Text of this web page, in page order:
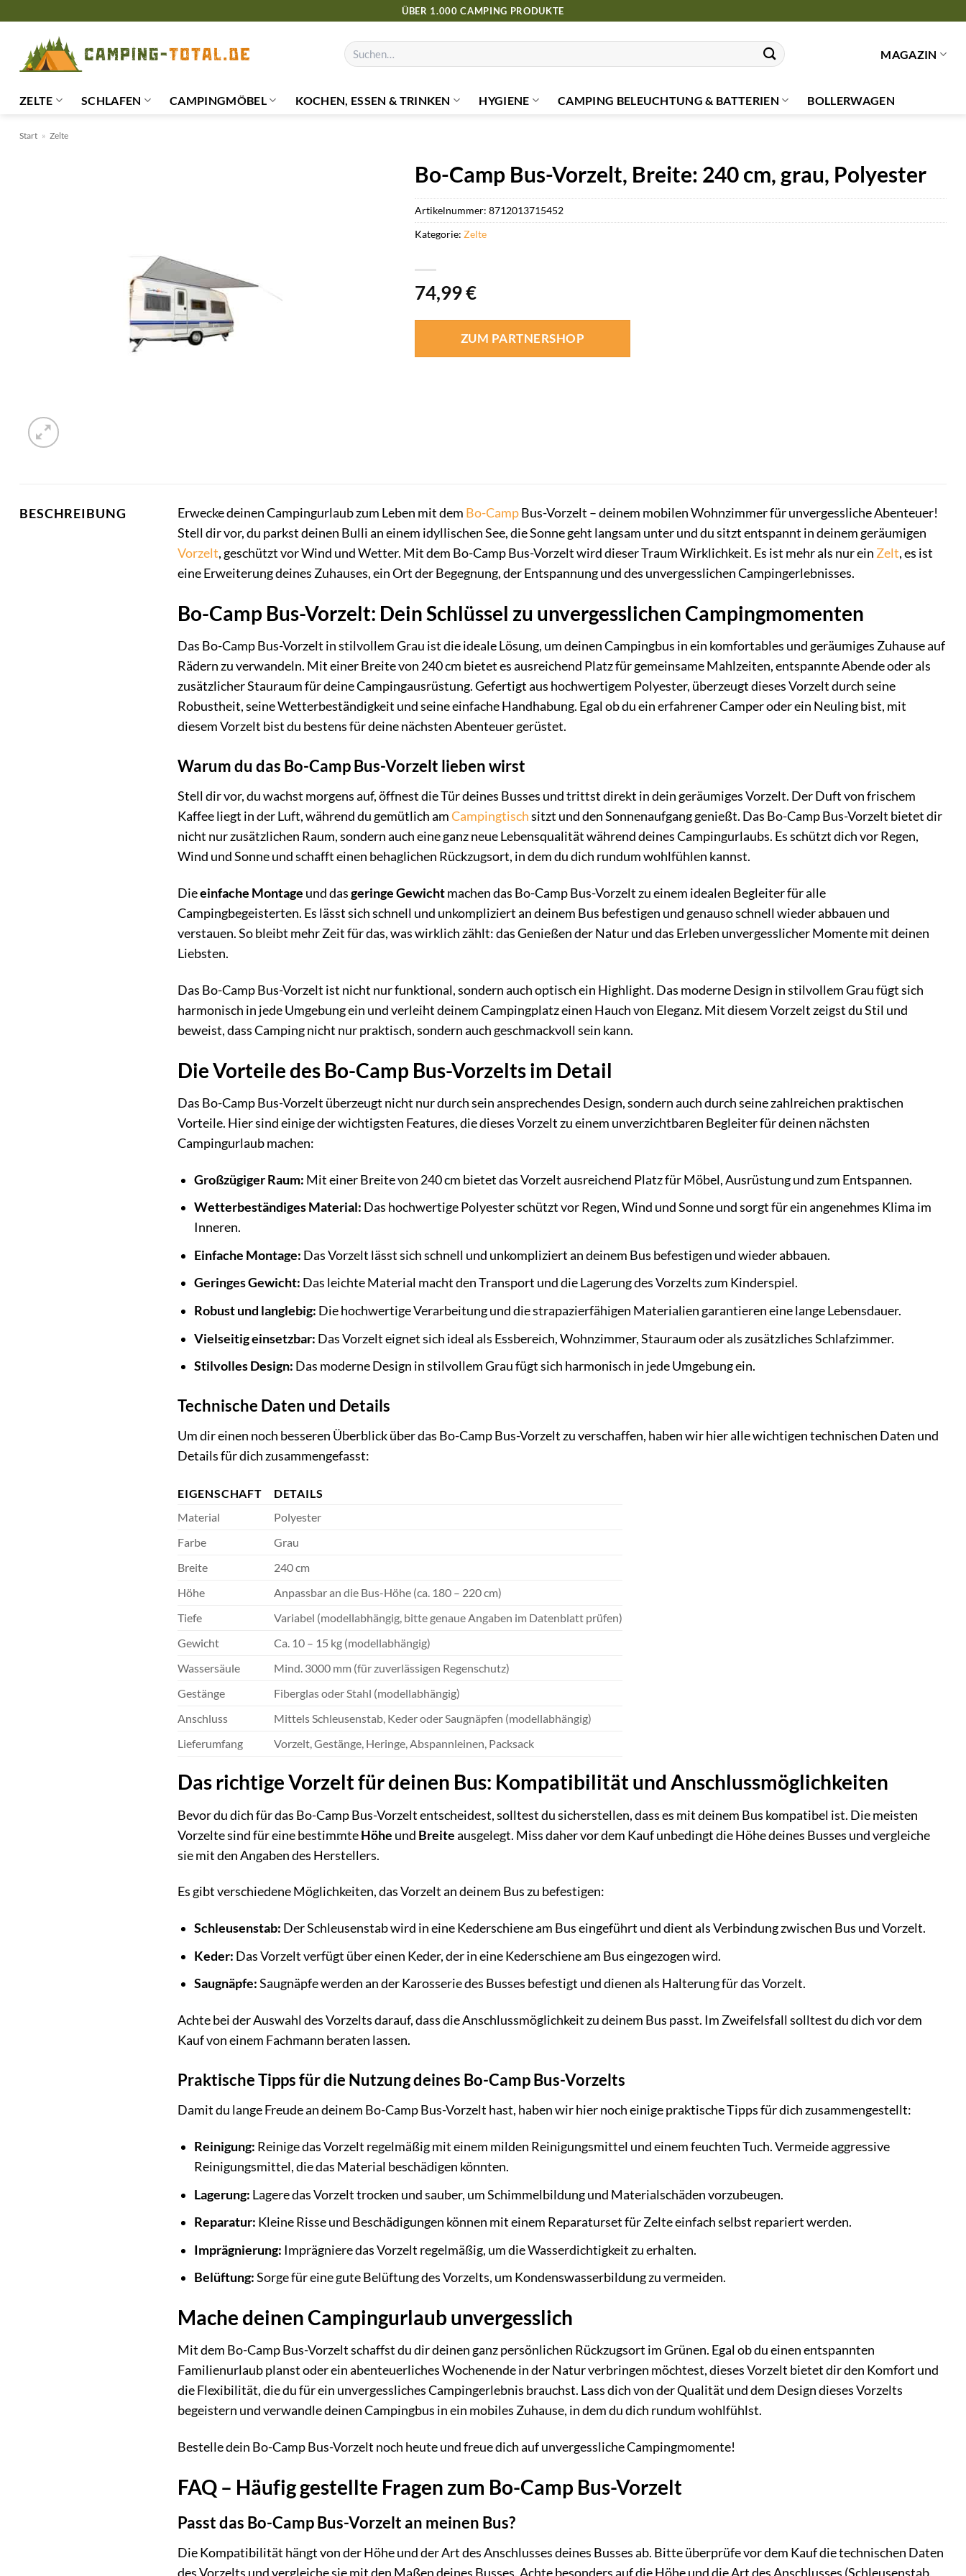
springen
ÜBER 1.000 CAMPING PRODUKTE
Suchen
nach:
MAGAZIN
ZELTE SCHLAFEN CAMPINGMÖBEL KOCHEN, ESSEN & TRINKEN HYGIENE CAMPING BELEUCHTUNG & BATTERIEN BOLLERWAGEN
Start » Zelte
Bo-Camp Bus-Vorzelt, Breite: 240 cm, grau, Polyester
74,99€
ZUM PARTNERSHOP
Artikelnummer: 8712013715452
Kategorie: Zelte
BESCHREIBUNG Erwecke deinen Campingurlaub zum Leben mit dem Bo-CampBus-Vorzelt – deinem mobilen Wohnzimmer für unvergessliche Abenteuer!
Stell dir vor, du parkst deinen Bulli an einem idyllischen See, die Sonne geht langsam unter und du sitzt entspannt in deinem geräumigen
Vorzelt, geschützt vor Wind und Wetter. Mit dem Bo-Camp Bus-Vorzelt wird dieser Traum Wirklichkeit. Es ist mehr als nur einZelt, es ist
eine Erweiterung deines Zuhauses, ein Ort der Begegnung, der Entspannung und des unvergesslichen Campingerlebnisses.
Bo-Camp Bus-Vorzelt: Dein Schlüssel zu unvergesslichen Campingmomenten
Das Bo-Camp Bus-Vorzelt in stilvollem Grau ist die ideale Lösung, um deinen Campingbus in ein komfortables und geräumiges Zuhause auf
Rädern zu verwandeln. Mit einer Breite von 240 cm bietet es ausreichend Platz für gemeinsame Mahlzeiten, entspannte Abende oder als
zusätzlicher Stauraum für deine Campingausrüstung. Gefertigt aus hochwertigem Polyester, überzeugt dieses Vorzelt durch seine
Robustheit, seine Wetterbeständigkeit und seine einfache Handhabung. Egal ob du ein erfahrener Camper oder ein Neuling bist, mit
diesem Vorzelt bist du bestens für deine nächsten Abenteuer gerüstet.
Warum du das Bo-Camp Bus-Vorzelt lieben wirst
Stell dir vor, du wachst morgens auf, öffnest die Tür deines Busses und trittst direkt in dein geräumiges Vorzelt. Der Duft von frischem
Kaffee liegt in der Luft, während du gemütlich amCampingtischsitzt und den Sonnenaufgang genießt. Das Bo-Camp Bus-Vorzelt bietet dir
nicht nur zusätzlichen Raum, sondern auch eine ganz neue Lebensqualität während deines Campingurlaubs. Es schützt dich vor Regen,
Wind und Sonne und schafft einen behaglichen Rückzugsort, in dem du dich rundum wohlfühlen kannst.
Dieeinfache Montage und dasgeringe Gewichtmachen das Bo-Camp Bus-Vorzelt zu einem idealen Begleiter für alle
Campingbegeisterten. Es lässt sich schnell und unkompliziert an deinem Bus befestigen und genauso schnell wieder abbauen und
verstauen. So bleibt mehr Zeit für das, was wirklich zählt: das Genießen der Natur und das Erleben unvergesslicher Momente mit deinen
Liebsten.
Das Bo-Camp Bus-Vorzelt ist nicht nur funktional, sondern auch optisch ein Highlight. Das moderne Design in stilvollem Grau fügt sich
harmonisch in jede Umgebung ein und verleiht deinem Campingplatz einen Hauch von Eleganz. Mit diesem Vorzelt zeigst du Stil und
beweist, dass Camping nicht nur praktisch, sondern auch geschmackvoll sein kann.
Die Vorteile des Bo-Camp Bus-Vorzelts im Detail
Das Bo-Camp Bus-Vorzelt überzeugt nicht nur durch sein ansprechendes Design, sondern auch durch seine zahlreichen praktischen
Vorteile. Hier sind einige der wichtigsten Features, die dieses Vorzelt zu einem unverzichtbaren Begleiter für deinen nächsten
Campingurlaub machen:
Großzügiger Raum: Mit einer Breite von 240 cm bietet das Vorzelt ausreichend Platz für Möbel, Ausrüstung und zum Entspannen.
Wetterbeständiges Material: Das hochwertige Polyester schützt vor Regen, Wind und Sonne und sorgt für ein angenehmes Klima im
Inneren.
Einfache Montage: Das Vorzelt lässt sich schnell und unkompliziert an deinem Bus befestigen und wieder abbauen.
Geringes Gewicht: Das leichte Material macht den Transport und die Lagerung des Vorzelts zum Kinderspiel.
Robust und langlebig: Die hochwertige Verarbeitung und die strapazierfähigen Materialien garantieren eine lange Lebensdauer.
Vielseitig einsetzbar: Das Vorzelt eignet sich ideal als Essbereich, Wohnzimmer, Stauraum oder als zusätzliches Schlafzimmer.
Stilvolles Design: Das moderne Design in stilvollem Grau fügt sich harmonisch in jede Umgebung ein.
Technische Daten und Details
Um dir einen noch besseren Überblick über das Bo-Camp Bus-Vorzelt zu verschaffen, haben wir hier alle wichtigen technischen Daten und
Details für dich zusammengefasst:
EIGENSCHAFT
DETAILS
Material
Polyester
Farbe
Grau
Breite
240 cm
Höhe
Anpassbar an die Bus-Höhe (ca. 180 – 220 cm)
Tiefe
Variabel (modellabhängig, bitte genaue Angaben im Datenblatt prüfen)
Gewicht
Ca. 10 – 15 kg (modellabhängig)
Wassersäule
Mind. 3000 mm (für zuverlässigen Regenschutz)
Gestänge
Fiberglas oder Stahl (modellabhängig)
Anschluss
Mittels Schleusenstab, Keder oder Saugnäpfen (modellabhängig)
Lieferumfang
Vorzelt, Gestänge, Heringe, Abspannleinen, Packsack
Das richtige Vorzelt für deinen Bus: Kompatibilität und Anschlussmöglichkeiten
Bevor du dich für das Bo-Camp Bus-Vorzelt entscheidest, solltest du sicherstellen, dass es mit deinem Bus kompatibel ist. Die meisten
Vorzelte sind für eine bestimmteHöhe und Breiteausgelegt. Miss daher vor dem Kauf unbedingt die Höhe deines Busses und vergleiche
sie mit den Angaben des Herstellers.
Es gibt verschiedene Möglichkeiten, das Vorzelt an deinem Bus zu befestigen:
Schleusenstab: Der Schleusenstab wird in eine Kederschiene am Bus eingeführt und dient als Verbindung zwischen Bus und Vorzelt.
Keder: Das Vorzelt verfügt über einen Keder, der in eine Kederschiene am Bus eingezogen wird.
Saugnäpfe:Saugnäpfe werden an der Karosserie des Busses befestigt und dienen als Halterung für das Vorzelt.
Achte bei der Auswahl des Vorzelts darauf, dass die Anschlussmöglichkeit zu deinem Bus passt. Im Zweifelsfall solltest du dich vor dem
Kauf von einem Fachmann beraten lassen.
Praktische Tipps für die Nutzung deines Bo-Camp Bus-Vorzelts
Damit du lange Freude an deinem Bo-Camp Bus-Vorzelt hast, haben wir hier noch einige praktische Tipps für dich zusammengestellt:
Reinigung: Reinige das Vorzelt regelmäßig mit einem milden Reinigungsmittel und einem feuchten Tuch. Vermeide aggressive
Reinigungsmittel, die das Material beschädigen könnten.
Lagerung: Lagere das Vorzelt trocken und sauber, um Schimmelbildung und Materialschäden vorzubeugen.
Reparatur: Kleine Risse und Beschädigungen können mit einem Reparaturset für Zelte einfach selbst repariert werden.
Imprägnierung: Imprägniere das Vorzelt regelmäßig, um die Wasserdichtigkeit zu erhalten.
Belüftung:Sorge für eine gute Belüftung des Vorzelts, um Kondenswasserbildung zu vermeiden.
Mache deinen Campingurlaub unvergesslich
Mit dem Bo-Camp Bus-Vorzelt schaffst du dir deinen ganz persönlichen Rückzugsort im Grünen. Egal ob du einen entspannten
Familienurlaub planst oder ein abenteuerliches Wochenende in der Natur verbringen möchtest, dieses Vorzelt bietet dir den Komfort und
die Flexibilität, die du für ein unvergessliches Campingerlebnis brauchst. Lass dich von der Qualität und dem Design dieses Vorzelts
begeistern und verwandle deinen Campingbus in ein mobiles Zuhause, in dem du dich rundum wohlfühlst.
Bestelle dein Bo-Camp Bus-Vorzelt noch heute und freue dich auf unvergessliche Campingmomente!
FAQ – Häufig gestellte Fragen zum Bo-Camp Bus-Vorzelt
Passt das Bo-Camp Bus-Vorzelt an meinen Bus?
Die Kompatibilität hängt von der Höhe und der Art des Anschlusses deines Busses ab. Bitte überprüfe vor dem Kauf die technischen Daten
des Vorzelts und vergleiche sie mit den Maßen deines Busses. Achte besonders auf die Höhe und die Art des Anschlusses (Schleusenstab,